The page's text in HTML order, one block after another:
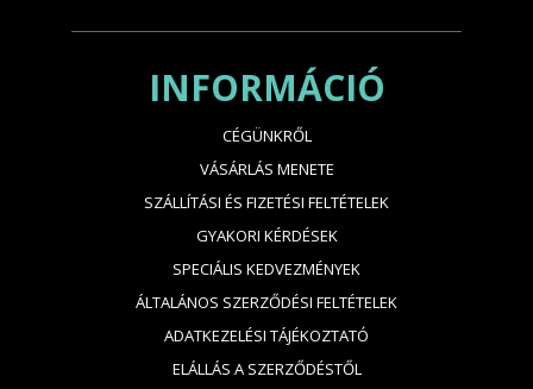
INFORMÁCIÓ
CÉGÜNKRŐL
VÁSÁRLÁS MENETE
SZÁLLÍTÁSI ÉS FIZETÉSI FELTÉTELEK
GYAKORI KÉRDÉSEK
SPECIÁLIS KEDVEZMÉNYEK
ÁLTALÁNOS SZERZŐDÉSI FELTÉTELEK
ADATKEZELÉSI TÁJÉKOZTATÓ
ELÁLLÁS A SZERZŐDÉSTŐL